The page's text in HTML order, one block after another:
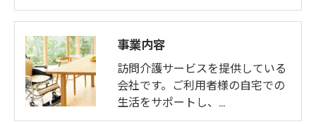
事業内容
訪問介護サービスを提供している
会社です。ご利用者様の自宅での
生活をサポートし、…